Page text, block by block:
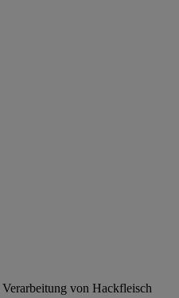
von Hackfleisch